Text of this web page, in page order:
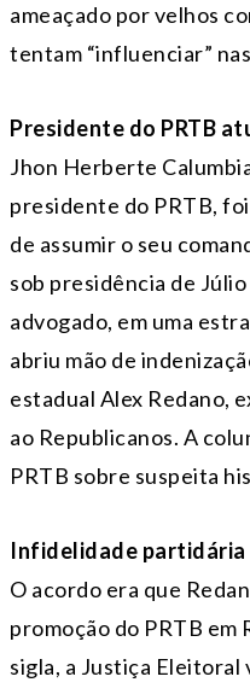
ameaçado por velhos
tentam “influenciar”
Presidente do PRTB
Jhon Herberte
presidente do PRTB,
de assumir o seu
sob presidência de
advogado, em uma
abriu mão de
estadual Alex Redano,
ao Republicanos. A
PRTB sobre suspeita
Infidelidade partidária
O acordo era que
promoção do PRTB em
sigla, a Justiça Eleitoral